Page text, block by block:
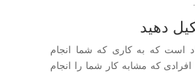
است که به کاری که شما انجام
افرادی که مشابه کار شما را انجام